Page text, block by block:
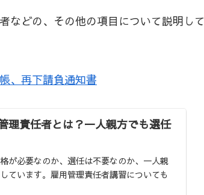
などの、その他の項目について説明して
、再下請負通知書
理責任者とは？一人親方でも選任
が必要なのか、選任は不要なのか、一人親
ています。雇用管理責任者講習についても